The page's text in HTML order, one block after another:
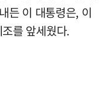
든 이 대통령은, 이
를 앞세웠다.